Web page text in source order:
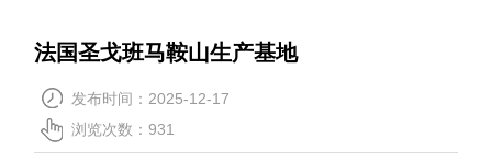
联系我们
法国圣戈班马鞍山生产基地
发布时间：2025-12-17
浏览次数：931